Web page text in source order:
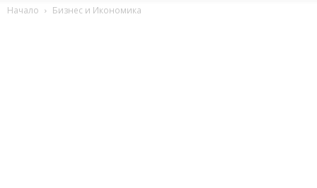
Начало Бизнес и Икономика